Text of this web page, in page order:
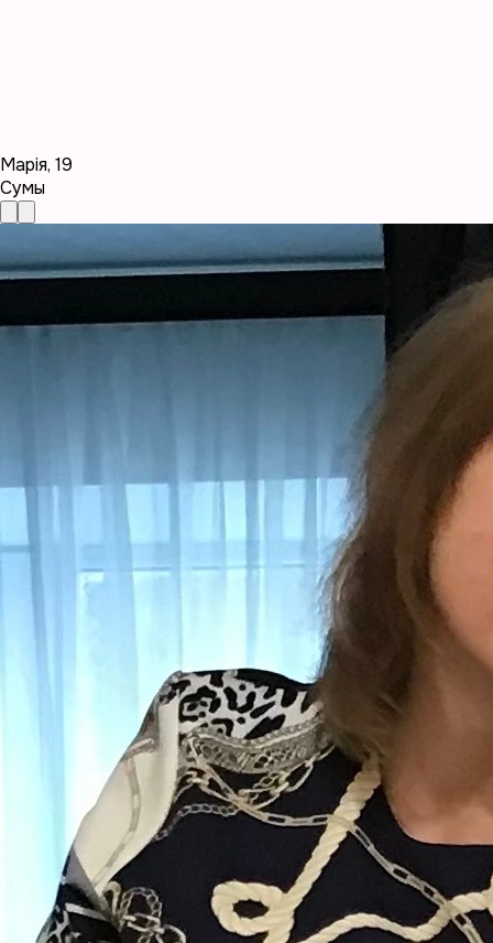
Марія, 19
Сумы